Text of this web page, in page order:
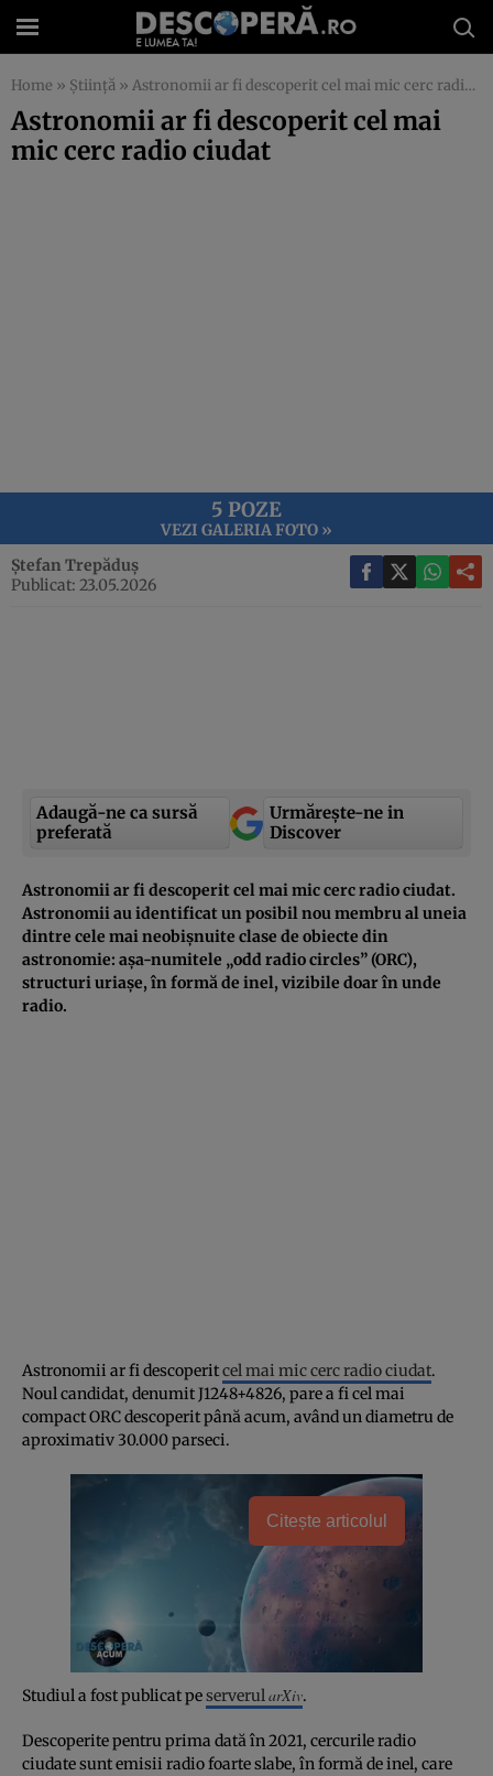
Home » Știință » Astronomii ar fi descoperit cel mai mic cerc radio ciudat
Astronomii ar fi descoperit cel mai
mic cerc radio ciudat
5 POZE
VEZI GALERIA FOTO »
Ștefan Trepăduș
Publicat: 23.05.2026
Adaugă-ne ca sursă
preferată
Urmărește-ne in
Discover
Astronomii ar fi descoperit cel mai mic cerc radio ciudat.
Astronomii au identificat un posibil nou membru al uneia
dintre cele mai neobișnuite clase de obiecte din
astronomie: așa-numitele „odd radio circles” (ORC),
structuri uriașe, în formă de inel, vizibile doar în unde
radio.
Astronomii ar fi descoperitcel mai mic cerc radio ciudat.
Noul candidat, denumit J1248+4826, pare a fi cel mai
compact ORC descoperit până acum, având un diametru de
aproximativ 30.000 parseci.
Citește articolul
Studiul a fost publicat peserverularXiv.
Descoperite pentru prima dată în 2021, cercurile radio
ciudate sunt emisii radio foarte slabe, în formă de inel, care